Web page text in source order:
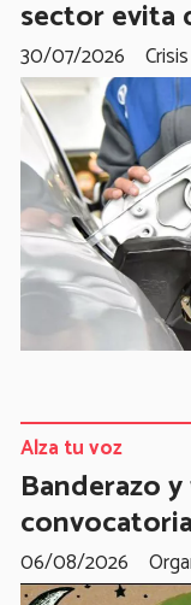
sector evita
30/07/2026
Banderazo
Alza tu voz
06/08/2026